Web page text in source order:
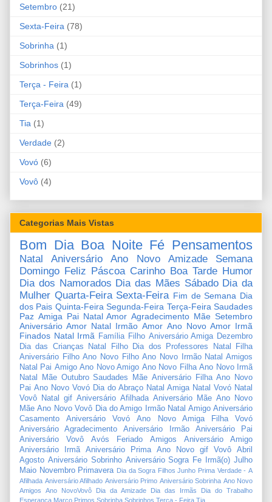
Setembro (21)
Sexta-Feira (78)
Sobrinha (1)
Sobrinhos (1)
Terça - Feira (1)
Terça-Feira (49)
Tia (1)
Verdade (2)
Vovó (6)
Vovô (4)
Categorias Mais Vistas
Bom Dia Boa Noite Fé Pensamentos
Natal Aniversário Ano Novo Amizade
Semana
Domingo Feliz Páscoa Carinho Boa Tarde Humor
Dia dos Namorados Dia das Mães Sábado Dia da
Mulher Quarta-Feira Sexta-Feira Fim de Semana Dia
dos Pais Quinta-Feira Segunda-Feira Terça-Feira Saudades
Paz Amiga Pai Natal Amor Agradecimento Mãe Setembro
Aniversário Amor Natal Irmão Amor Ano Novo Amor Irmã
Finados Natal Irmã Família Filho Aniversário Amiga Dezembro
Dia das Crianças
Natal Filho Dia dos Professores
Natal Filha
Aniversário Filho Ano Novo Filho Ano Novo Irmão Natal Amigos
Natal Pai Amigo Ano Novo Amigo Ano Novo Filha Ano Novo Irmã
Natal Mãe Outubro Saudades Mãe Aniversário Filha Ano Novo
Pai Ano Novo Vovó Dia do Abraço Natal Amiga Natal Vovó Natal
Vovô
Natal gif Aniversário Afilhada Aniversário Mãe Ano Novo
Mãe Ano Novo Vovô Dia do Amigo Irmão Natal Amigo Aniversário
Casamento
Aniversário Vovó Ano Novo Amiga Filha
Vovó
Aniversário Agradecimento
Aniversário Irmão
Aniversário Pai
Aniversário Vovô
Avós Feriado Amigos
Aniversário Amigo
Aniversário Irmã
Aniversário Prima Ano Novo gif Vovô
Abril
Agosto Aniversário Sobrinho Aniversário Sogra Fe Irmã(o) Julho
Maio Novembro Primavera Dia da Sogra Filhos Junho Prima Verdade - A
Afilhada Aniversário Afilhado Aniversário Primo Aniversário Sobrinha Ano Novo
Amigos
Ano NovoVovô Dia da Amizade Dia das Irmãs
Dia do Trabalho
Esperança Março Primos Sobrinha Sobrinhos Terça - Feira Tia